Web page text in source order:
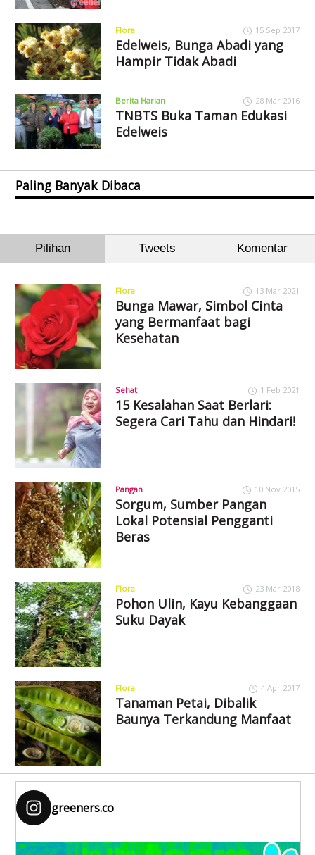
Flora 15 Sep 2017
Edelweis, Bunga Abadi yang
Hampir Tidak Abadi
Berita Harian 28 Mar 2016
TNBTS Buka Taman Edukasi
Edelweis
Paling Banyak Dibaca
Pilihan Tweets Komentar
Flora 13 Mar 2021
Bunga Mawar, Simbol Cinta
yang Bermanfaat bagi
Kesehatan
Sehat 1 Feb 2021
15 Kesalahan Saat Berlari:
Segera Cari Tahu dan Hindari!
Pangan 10 Nov 2015
Sorgum, Sumber Pangan
Lokal Potensial Pengganti
Beras
Flora 23 Mar 2018
Pohon Ulin, Kayu Kebanggaan
Suku Dayak
Flora 4 Apr 2017
Tanaman Petai, Dibalik
Baunya Terkandung Manfaat
greeners.co